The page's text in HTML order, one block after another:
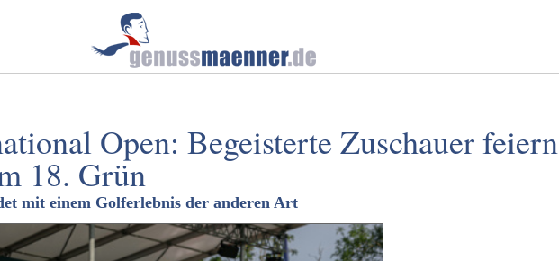
Open: Begeisterte Zuschauer feiern
18. Grün
mit einem Golferlebnis der anderen Art